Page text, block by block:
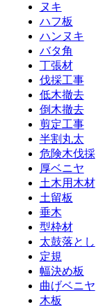
ヌキ
ハフ板
ハンヌキ
バタ角
丁張材
伐採工事
低木撤去
倒木撤去
剪定工事
半割丸太
危険木伐採
厚ベニヤ
土木用木材
土留板
垂木
型枠材
太鼓落とし
定規
幅決め板
曲げベニヤ
木板